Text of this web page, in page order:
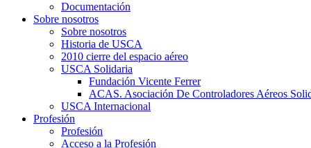
Documentación
Sobre nosotros
Sobre nosotros
Historia de USCA
2010 cierre del espacio aéreo
USCA Solidaria
Fundación Vicente Ferrer
ACAS. Asociación De Controladores Aéreos
USCA Internacional
Profesión
Profesión
Acceso a la Profesión